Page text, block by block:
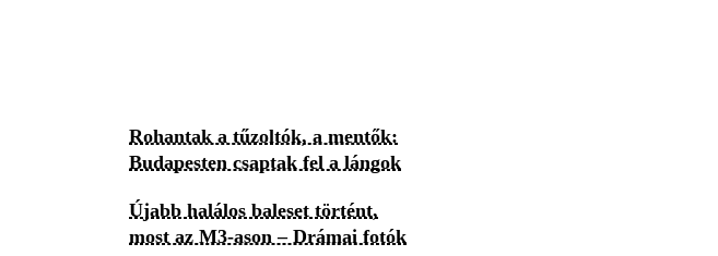
Rohantak a tűzoltók, a mentők:
Budapesten csaptak fel a lángok
Újabb halálos baleset történt,
most az M3-ason – Drámai fotók